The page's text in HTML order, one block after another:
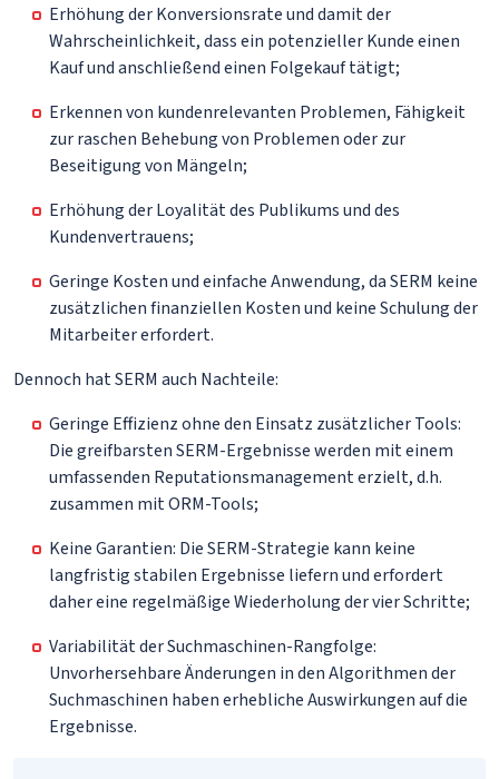
Erhöhung der Konversionsrate und damit der
Wahrscheinlichkeit, dass ein potenzieller Kunde einen
Kauf und anschließend einen Folgekauf tätigt;
Erkennen von kundenrelevanten Problemen, Fähigkeit
zur raschen Behebung von Problemen oder zur
Beseitigung von Mängeln;
Erhöhung der Loyalität des Publikums und des
Kundenvertrauens;
Geringe Kosten und einfache Anwendung, da SERM keine
zusätzlichen finanziellen Kosten und keine Schulung der
Mitarbeiter erfordert.
Dennoch hat SERM auch Nachteile:
Geringe Effizienz ohne den Einsatz zusätzlicher Tools:
Die greifbarsten SERM-Ergebnisse werden mit einem
umfassenden Reputationsmanagement erzielt, d.h.
zusammen mit ORM-Tools;
Keine Garantien: Die SERM-Strategie kann keine
langfristig stabilen Ergebnisse liefern und erfordert
daher eine regelmäßige Wiederholung der vier Schritte;
Variabilität der Suchmaschinen-Rangfolge:
Unvorhersehbare Änderungen in den Algorithmen der
Suchmaschinen haben erhebliche Auswirkungen auf die
Ergebnisse.